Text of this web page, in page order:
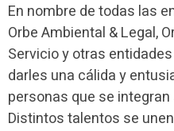
En nombre de todas las
Orbe Ambiental & Legal,
Servicio y otras
darles una cálida y
personas que se
Distintos talentos se